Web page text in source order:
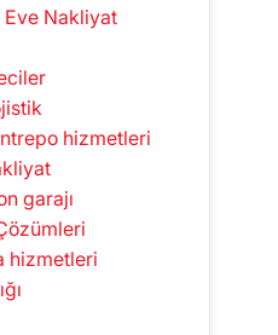
Nakliyat
hizmetleri
garajı
hizmetleri